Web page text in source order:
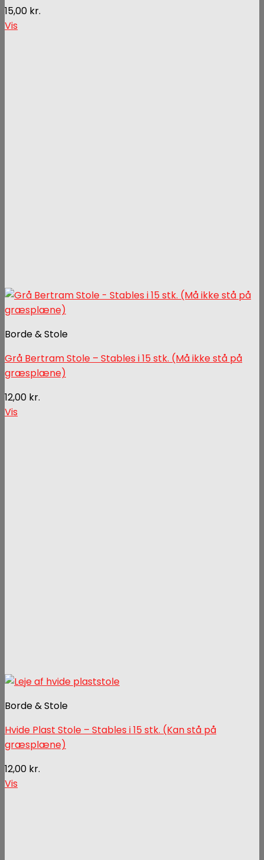
15,00 kr.
Vis
Borde & Stole
Grå Bertram Stole – Stables i 15 stk. (Må ikke stå på
græsplæne)
12,00 kr.
Vis
Borde & Stole
Hvide Plast Stole – Stables i 15 stk. (Kan stå på
græsplæne)
12,00 kr.
Vis